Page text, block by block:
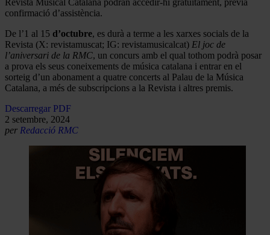
confirmació d’assistència.
De l’1 al 15 d’octubre, es durà a terme a les xarxes socials de la
Revista (X: revistamuscat; IG: revistamusicalcat) El joc de
l’aniversari de la RMC, un concurs amb el qual tothom podrà posar
a prova els seus coneixements de música catalana i entrar en el
sorteig d’un abonament a quatre concerts al Palau de la Música
Catalana, a més de subscripcions a la Revista i altres premis.
Descarregar PDF
2 setembre, 2024
per Redacció RMC